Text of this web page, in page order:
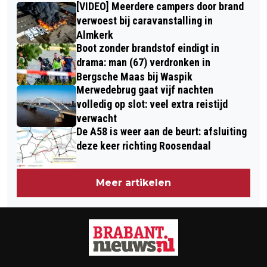
WAAROM COACHING HELPT OM ZELF
AAN HET STUUR TE ZITTEN
[VIDEO] Meerdere campers door brand
verwoest bij caravanstalling in
Almkerk
Boot zonder brandstof eindigt in
drama: man (67) verdronken in
Bergsche Maas bij Waspik
Merwedebrug gaat vijf nachten
volledig op slot: veel extra reistijd
verwacht
De A58 is weer aan de beurt: afsluiting
deze keer richting Roosendaal
Meer artikelen